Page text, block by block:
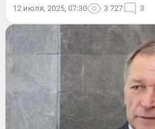
12 июля, 2025, 07:30 3 727 3